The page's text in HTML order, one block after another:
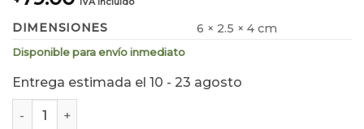
DIMENSIONES 6 × 2.5 × 4 cm
Disponible para envío inmediato
Entrega estimada el 10 - 23 agosto
Adorno Pajarito Mini cantidad